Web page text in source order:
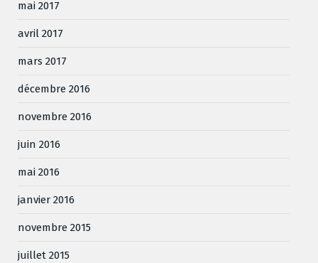
mai 2017
avril 2017
mars 2017
décembre 2016
novembre 2016
juin 2016
mai 2016
janvier 2016
novembre 2015
juillet 2015